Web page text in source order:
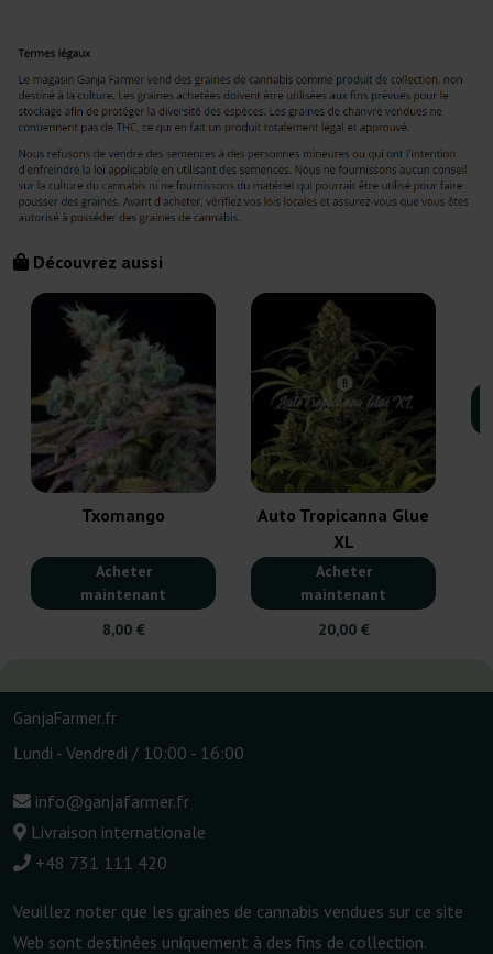
Découvrez aussi
Txomango
Acheter
maintenant
8,00 €
Auto Tropicanna Glue
XL
Acheter
maintenant
20,00 €
GanjaFarmer.fr
Lundi - Vendredi / 10:00 - 16:00
info@ganjafarmer.fr
Livraison internationale
+48 731 111 420
Veuillez noter que les graines de cannabis vendues sur ce site
Web sont destinées uniquement à des fins de collection.